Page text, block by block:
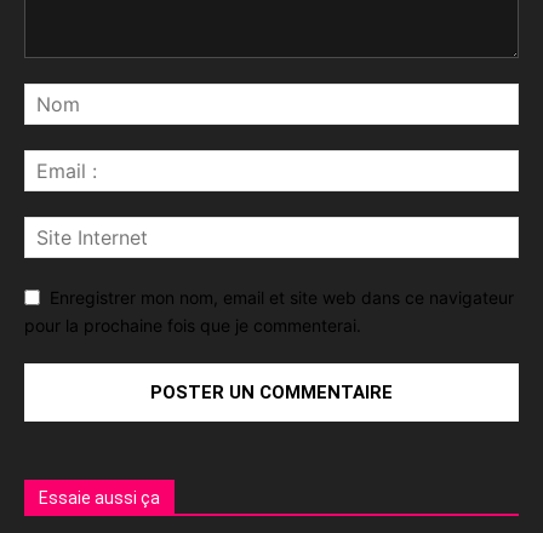
Enregistrer mon nom, email et site web dans ce navigateur
pour la prochaine fois que je commenterai.
Essaie aussi ça